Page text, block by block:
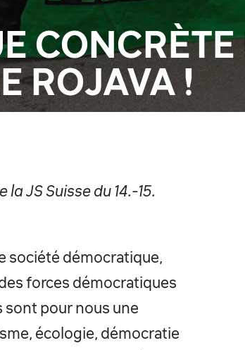
ROJAVA !
JS Suisse du 14.-15.
société démocratique,
forces démocratiques
sont pour nous une
écologie, démocratie